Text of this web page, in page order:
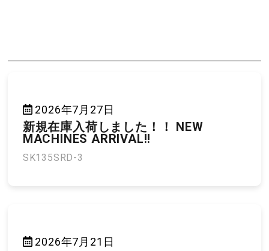
2026年7月27日
新規在庫入荷しました！！ NEW
MACHINES ARRIVAL!!
SK135SRD-3
2026年7月21日